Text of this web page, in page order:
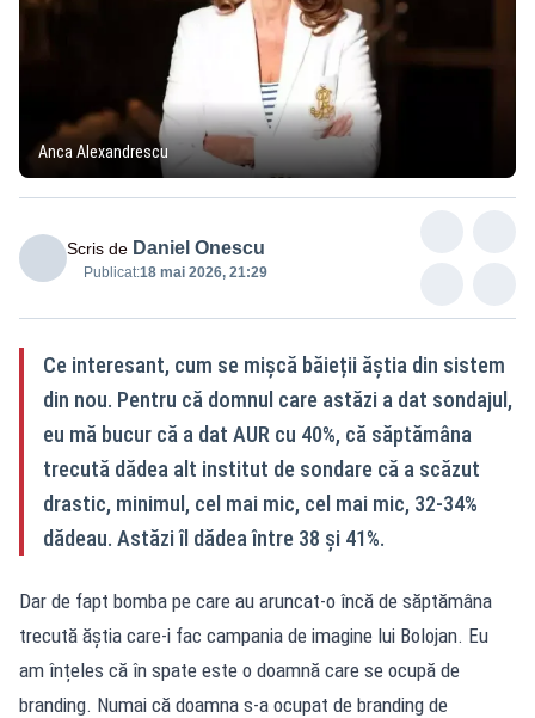
Anca Alexandrescu
Scris de Daniel Onescu
Publicat:18 mai 2026, 21:29
Ce interesant, cum se mișcă băieții ăștia din sistem
din nou. Pentru că domnul care astăzi a dat sondajul,
eu mă bucur că a dat AUR cu 40%, că săptămâna
trecută dădea alt institut de sondare că a scăzut
drastic, minimul, cel mai mic, cel mai mic, 32-34%
dădeau. Astăzi îl dădea între 38 și 41%.
Dar de fapt bomba pe care au aruncat-o încă de săptămâna
trecută ăștia care-i fac campania de imagine lui Bolojan. Eu
am înțeles că în spate este o doamnă care se ocupă de
branding. Numai că doamna s-a ocupat de branding de